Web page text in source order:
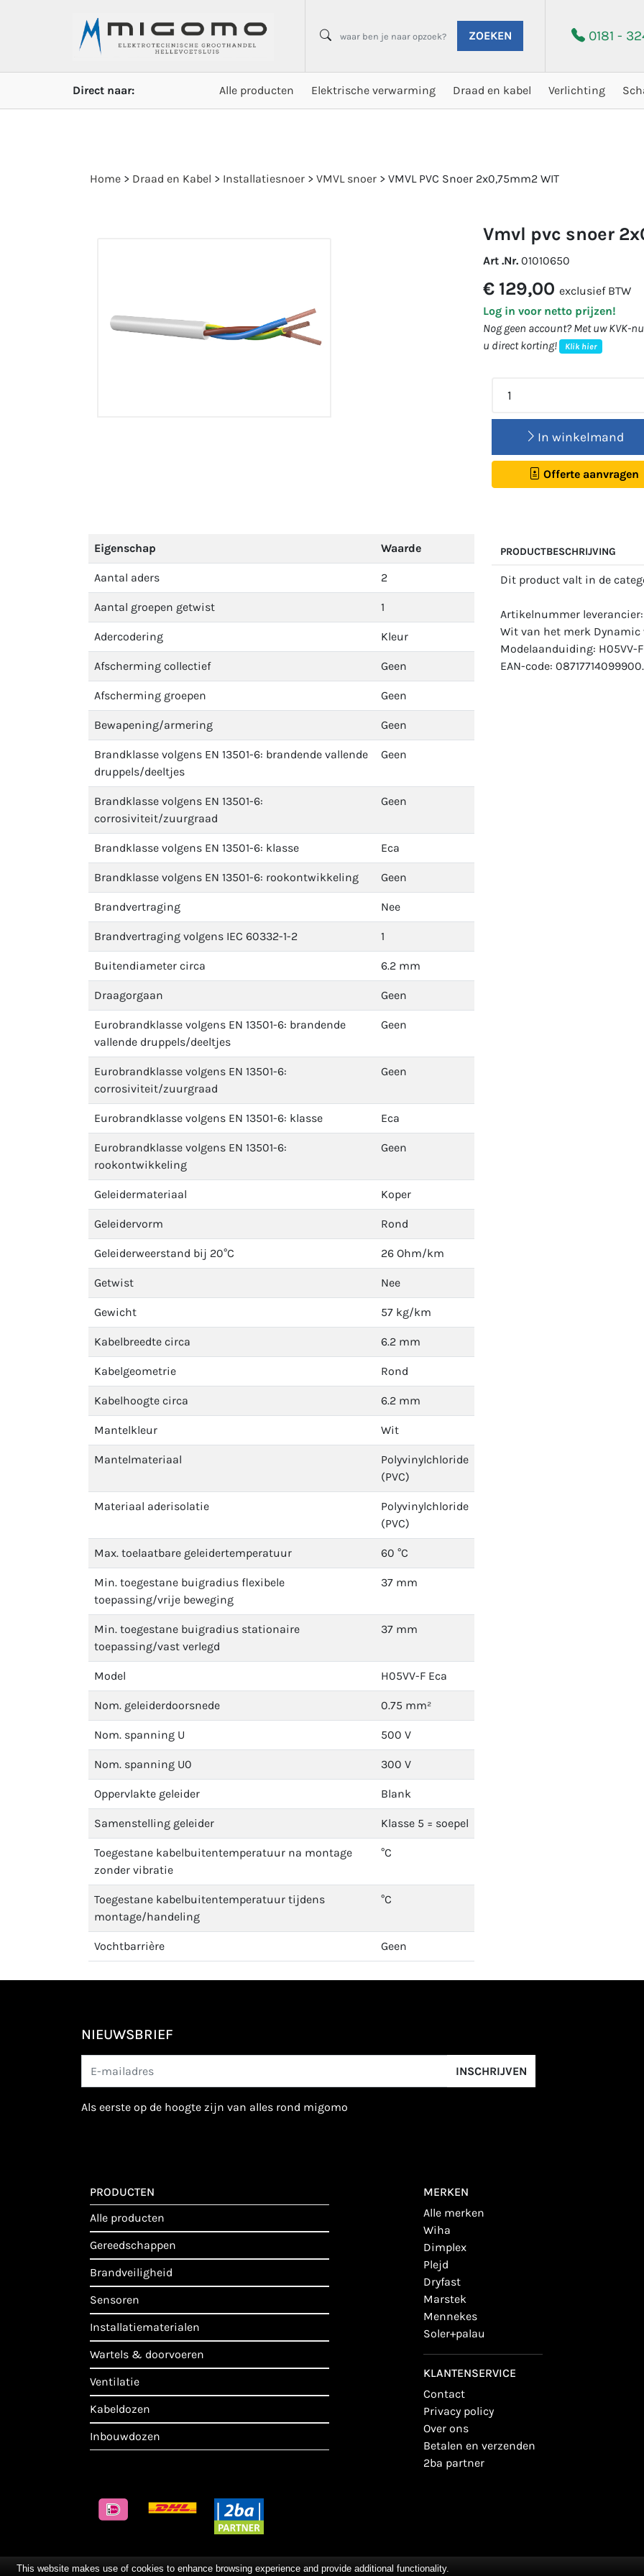
ZOEKEN 0181 -
Direct naar: Alle producten Elektrische verwarming Draad en kabel Verlichting
Home > Draad en Kabel > Installatiesnoer > VMVL snoer > VMVL PVC Snoer 2x0,75mm2 WIT
vmvl pvc snoer
Art .Nr. 01010650
€ 129,00 exclusief BTW
Log in voor netto prijzen!
Nog geen account? Met uw KVK-
u direct korting!
Klik hier
In winkelmand
Offerte aanvragen
Eigenschap Waarde
Aantal aders 2
Aantal groepen getwist 1
Adercodering Kleur
Afscherming collectief Geen
Afscherming groepen Geen
Bewapening/armering Geen
Brandklasse volgens EN 13501-6: brandende vallende
druppels/deeltjes
Geen
Brandklasse volgens EN 13501-6:
corrosiviteit/zuurgraad
Geen
Brandklasse volgens EN 13501-6: klasse Eca
Brandklasse volgens EN 13501-6: rookontwikkeling Geen
Brandvertraging Nee
Brandvertraging volgens IEC 60332-1-2 1
Buitendiameter circa 6.2 mm
Draagorgaan Geen
Eurobrandklasse volgens EN 13501-6: brandende
vallende druppels/deeltjes
Geen
Eurobrandklasse volgens EN 13501-6:
corrosiviteit/zuurgraad
Geen
Eurobrandklasse volgens EN 13501-6: klasse Eca
Eurobrandklasse volgens EN 13501-6:
rookontwikkeling
Geen
Geleidermateriaal Koper
Geleidervorm Rond
Geleiderweerstand bij 20°C 26 Ohm/km
Getwist Nee
Gewicht 57 kg/km
Kabelbreedte circa 6.2 mm
Kabelgeometrie Rond
Kabelhoogte circa 6.2 mm
Mantelkleur Wit
Mantelmateriaal
Polyvinylchloride
(PVC)
Materiaal aderisolatie
Polyvinylchloride
(PVC)
Max. toelaatbare geleidertemperatuur 60 °C
Min. toegestane buigradius flexibele
toepassing/vrije beweging
37 mm
Min. toegestane buigradius stationaire
toepassing/vast verlegd
37 mm
Model H05VV-F Eca
Nom. geleiderdoorsnede 0.75 mm²
Nom. spanning U 500 V
Nom. spanning U0 300 V
Oppervlakte geleider Blank
Samenstelling geleider Klasse 5 = soepel
Toegestane kabelbuitentemperatuur na montage
zonder vibratie
°C
Toegestane kabelbuitentemperatuur tijdens
montage/handeling
°C
Vochtbarrière Geen
PRODUCTBESCHRIJVING
Dit product valt in de
Artikelnummer leverancier:
Wit van het merk Dynamic
Modelaanduiding: H05VV-F
EAN-code: 08717714099900.
NIEUWSBRIEF
INSCHRIJVEN
als eerste op de hoogte zijn van alles rond migomo
PRODUCTEN
alle producten
gereedschappen
brandveiligheid
sensoren
installatiematerialen
wartels & doorvoeren
ventilatie
kabeldozen
inbouwdozen
MERKEN
alle merken
wiha
dimplex
plejd
dryfast
marstek
mennekes
soler+palau
KLANTENSERVICE
contact
privacy policy
over ons
betalen en verzenden
2ba partner
This website makes use of cookies to enhance browsing experience and provide additional functionality.